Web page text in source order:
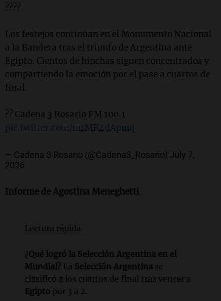
????
Los festejos continúan en el Monumento Nacional
a la Bandera tras el triunfo de Argentina ante
Egipto. Cientos de hinchas siguen concentrados y
compartiendo la emoción por el pase a cuartos de
final.
?? Cadena 3 Rosario FM 100.1
pic.twitter.com/mrMR4dApmq
— Cadena 3 Rosario (@Cadena3_Rosario) July 7,
2026
Informe deAgostina Meneghetti.
Lectura rápida
¿Qué logró la Selección Argentina en el
Mundial? La Selección Argentina se
clasificó a los cuartos de final tras vencer a
Egipto por 3 a 2.